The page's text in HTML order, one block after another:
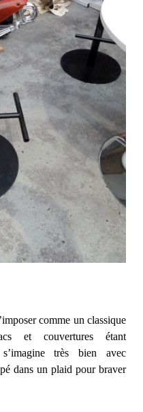
comme un classique
et couvertures étant
très bien avec
dans un plaid pour braver